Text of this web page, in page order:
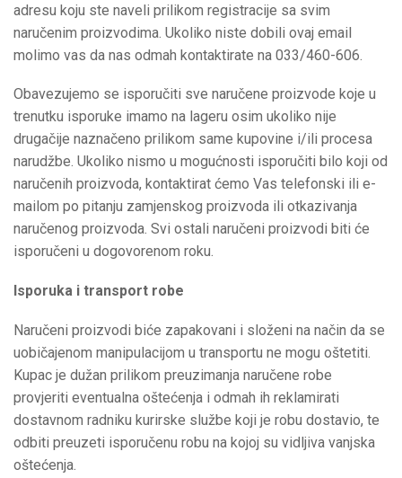
adresu koju ste naveli prilikom registracije sa svim
naručenim proizvodima. Ukoliko niste dobili ovaj email
molimo vas da nas odmah kontaktirate na 033/460-606.
Obavezujemo se isporučiti sve naručene proizvode koje u
trenutku isporuke imamo na lageru osim ukoliko nije
drugačije naznačeno prilikom same kupovine i/ili procesa
narudžbe. Ukoliko nismo u mogućnosti isporučiti bilo koji od
naručenih proizvoda, kontaktirat ćemo Vas telefonski ili e-
mailom po pitanju zamjenskog proizvoda ili otkazivanja
naručenog proizvoda. Svi ostali naručeni proizvodi biti će
isporučeni u dogovorenom roku.
Isporuka i transport robe
Naručeni proizvodi biće zapakovani i složeni na način da se
uobičajenom manipulacijom u transportu ne mogu oštetiti.
Kupac je dužan prilikom preuzimanja naručene robe
provjeriti eventualna oštećenja i odmah ih reklamirati
dostavnom radniku kurirske službe koji je robu dostavio, te
odbiti preuzeti isporučenu robu na kojoj su vidljiva vanjska
oštećenja.